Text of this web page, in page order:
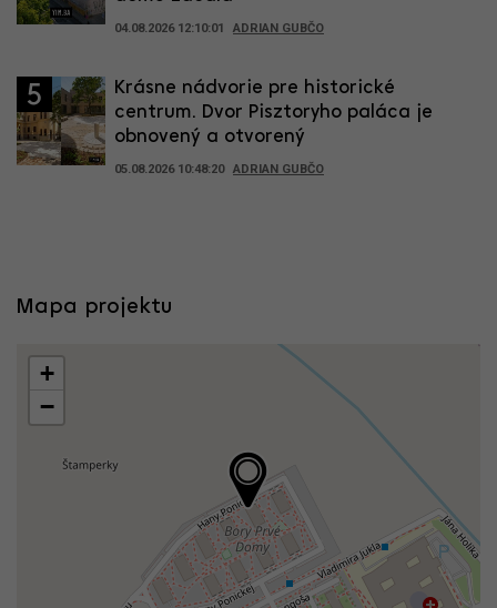
04.08.2026 12:10:01 ADRIAN GUBČO
5
Krásne nádvorie pre historické
centrum. Dvor Pisztoryho paláca je
obnovený a otvorený
05.08.2026 10:48:20 ADRIAN GUBČO
Mapa projektu
+
−